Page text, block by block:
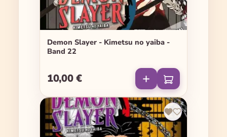
Demon Slayer - Kimetsu no yaiba -
Band 22
Regulärer Preis:
10,00 €